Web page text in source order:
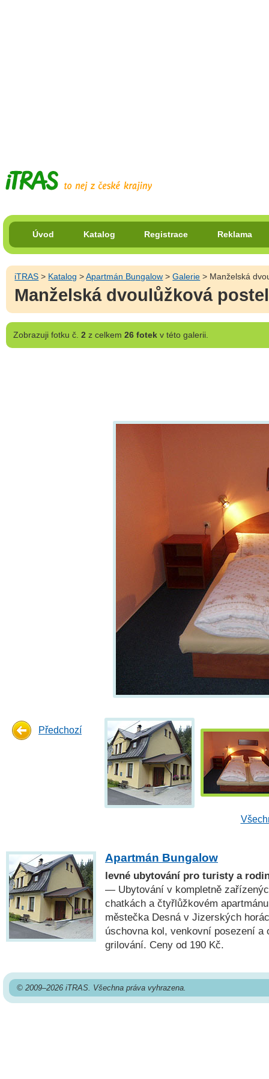
Úvod Katalog Registrace Reklama
iTRAS > Katalog >Apartmán Bungalow >Galerie > Manželská
Manželská dvoulůžková
Zobrazujifotku č. 2 z celkem 26 fotekv této galerii.
Předchozí
Apartmán Bungalow
levné ubytování pro turisty a
— Ubytování v kompletně
chatkách a čtyřlůžkovém
městečka Desná v Jizerských
úschovna kol, venkovní posezení a
grilování. Ceny od 190 Kč.
© 2009–2026 iTRAS. Všechna práva vyhrazena.